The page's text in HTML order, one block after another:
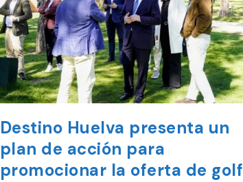
Destino Huelva presenta un
plan de acción para
promocionar la oferta de golf